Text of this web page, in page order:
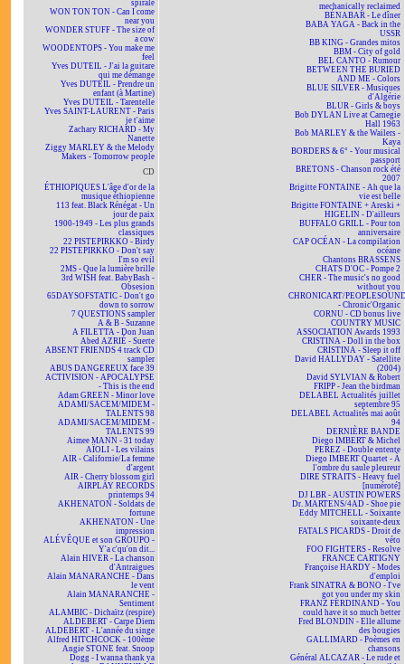
spirale
WON TON TON - Can I come
near you
WONDER STUFF - The size of
a cow
WOODENTOPS - You make me
feel
Yves DUTEIL - J'ai la guitare
qui me démange
Yves DUTEIL - Prendre un
enfant (à Martine)
Yves DUTEIL - Tarentelle
Yves SAINT-LAURENT - Paris
je t'aime
Zachary RICHARD - My
Nanette
Ziggy MARLEY & the Melody
Makers - Tomorrow people
CD
ÉTHIOPIQUES L'âge d'or de la
musique éthiopienne
113 feat. Black Rénégat - Un
jour de paix
1900-1949 - Les plus grands
classiques
22 PISTEPIRKKO - Birdy
22 PISTEPIRKKO - Don't say
I'm so evil
2MS - Que la lumière brille
3rd WISH feat. BabyBash -
Obsesion
65DAYSOFSTATIC - Don't go
down to sorrow
7 QUESTIONS sampler
A & B - Suzanne
A FILETTA - Don Juan
Abed AZRIÉ - Suerte
ABSENT FRIENDS 4 track CD
sampler
ABUS DANGEREUX face 39
ACTIVISION - APOCALYPSE
- This is the end
Adam GREEN - Minor love
ADAMI/SACEM/MIDEM -
TALENTS 98
ADAMI/SACEM/MIDEM -
TALENTS 99
Aimee MANN - 31 today
AÏOLI - Les vilains
AIR - Californie/La femme
d'argent
AIR - Cherry blossom girl
AIRPLAY RECORDS
printemps 94
AKHENATON - Soldats de
fortune
AKHENATON - Une
impression
ALÉVÊQUE et son GROUPO -
Y'a c'qu'on dit...
Alain HIVER - La chanson
d'Antraigues
Alain MANARANCHE - Dans
le vent
Alain MANARANCHE -
Sentiment
ALAMBIC - Dichaïtz (respire)
ALDEBERT - Carpe Diem
ALDEBERT - L'année du singe
Alfred HITCHCOCK - 100ème
Angie STONE feat. Snoop
Dogg - I wanna thank ya
mechanically reclaimed
BÉNABAR - Le dîner
BABA YAGA - Back in the
USSR
BB KING - Grandes mitos
BBM - City of gold
BEL CANTO - Rumour
BETWEEN THE BURIED
AND ME - Colors
BLUE SILVER - Musiques
d'Algérie
BLUR - Girls & boys
Bob DYLAN Live at Carnegie
Hall 1963
Bob MARLEY & the Wailers -
Kaya
BORDERS & 6° - Your musical
passport
BRETONS - Chanson rock été
2007
Brigitte FONTAINE - Ah que la
vie est belle
Brigitte FONTAINE + Areski +
HIGELIN - D'ailleurs
BUFFALO GRILL - Pour ton
anniversaire
CAP OCÉAN - La compilation
océane
Chantons BRASSENS
CHATS D'OC - Pompe 2
CHER - The music's no good
without you
CHRONICART/
- Chronic'Organic
CORNU - CD bonus live
COUNTRY MUSIC
ASSOCIATION Awards 1993
CRISTINA - Doll in the box
CRISTINA - Sleep it off
David HALLYDAY - Satellite
(2004)
David SYLVIAN & Robert
FRIPP - Jean the birdman
DELABEL Actualités juillet
septembre 95
DELABEL Actualités mai août
94
DERNIÈRE BANDE
Diego IMBERT & Michel
PEREZ - Double entente
Diego IMBERT Quartet - À
l'ombre du saule pleureur
DIRE STRAITS - Heavy fuel
[numéroté]
DJ LBR - AUSTIN POWERS
Dr. MARTENS/4AD - Shoe pie
Eddy MITCHELL - Soixante
soixante-deux
FATALS PICARDS - Droit de
véto
FOO FIGHTERS - Resolve
FRANCE CARTIGNY
Françoise HARDY - Modes
d'emploi
Frank SINATRA & BONO - I've
got you under my skin
FRANZ FERDINAND - You
could have it so much better
Fred BLONDIN - Elle allume
des bougies
GALLIMARD - Poèmes en
chansons
Général ALCAZAR - Le rude et